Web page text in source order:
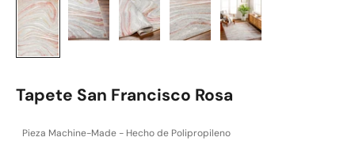
Tapete San Francisco Rosa
Pieza Machine-Made - Hecho de Polipropileno